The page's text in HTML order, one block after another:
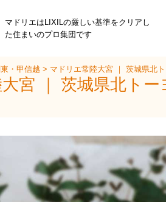
マドリエはLIXILの厳しい基準をクリアし
た住まいのプロ集団です
・甲信越> マドリエ常陸大宮 ｜ 茨城県北ト
宮 ｜ 茨城県北トー